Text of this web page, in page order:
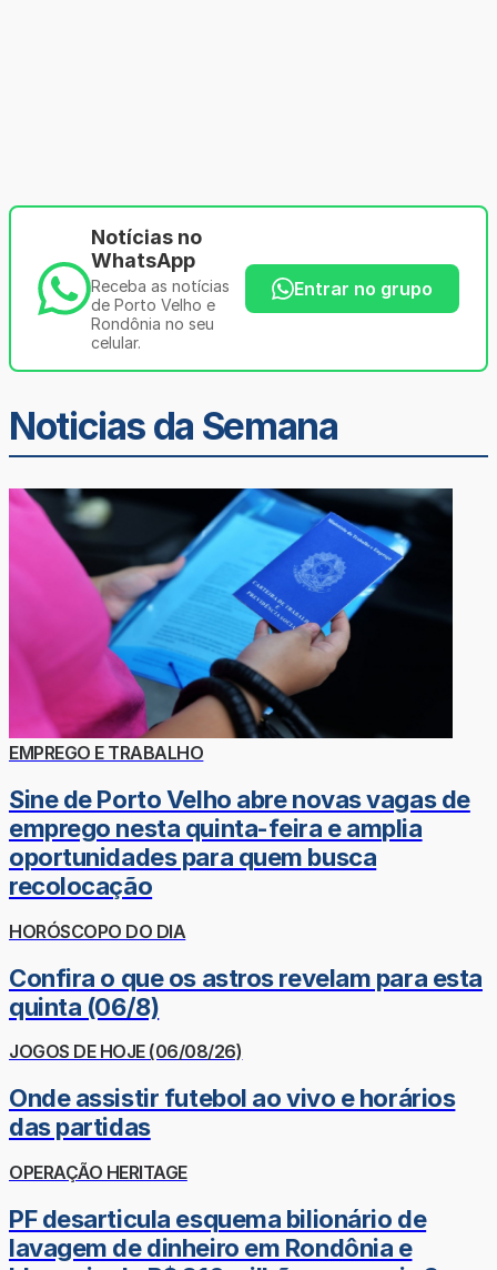
Notícias no
WhatsApp
Receba as notícias
de Porto Velho e
Rondônia no seu
celular.
Entrar no grupo
Noticias da Semana
EMPREGO E TRABALHO
Sine de Porto Velho abre novas vagas de
emprego nesta quinta-feira e amplia
oportunidades para quem busca
recolocação
HORÓSCOPO DO DIA
Confira o que os astros revelam para esta
quinta (06/8)
JOGOS DE HOJE (06/08/26)
Onde assistir futebol ao vivo e horários
das partidas
OPERAÇÃO HERITAGE
PF desarticula esquema bilionário de
lavagem de dinheiro em Rondônia e